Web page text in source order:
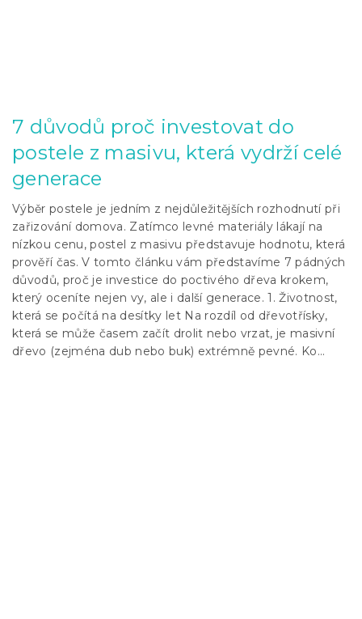
7 důvodů proč investovat do
postele z masivu, která vydrží celé
generace
Výběr postele je jedním z nejdůležitějších rozhodnutí při
zařizování domova. Zatímco levné materiály lákají na
nízkou cenu, postel z masivu představuje hodnotu, která
prověří čas. V tomto článku vám představíme 7 pádných
důvodů, proč je investice do poctivého dřeva krokem,
který oceníte nejen vy, ale i další generace. 1. Životnost,
která se počítá na desítky let Na rozdíl od dřevotřísky,
která se může časem začít drolit nebo vrzat, je masivní
dřevo (zejména dub nebo buk) extrémně pevné. Ko...